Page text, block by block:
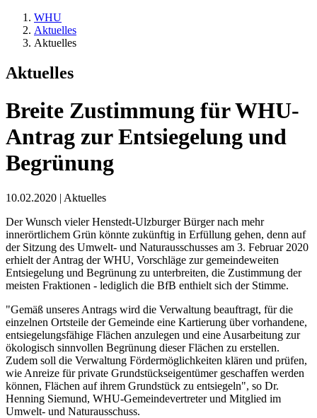
WHU
Aktuelles
Aktuelles
Aktuelles
Breite Zustimmung für WHU-
Antrag zur Entsiegelung und
Begrünung
10.02.2020 | Aktuelles
Der Wunsch vieler Henstedt-Ulzburger Bürger nach mehr
innerörtlichem Grün könnte zukünftig in Erfüllung gehen, denn auf
der Sitzung des Umwelt- und Naturausschusses am 3. Februar 2020
erhielt der Antrag der WHU, Vorschläge zur gemeindeweiten
Entsiegelung und Begrünung zu unterbreiten, die Zustimmung der
meisten Fraktionen - lediglich die BfB enthielt sich der Stimme.
"Gemäß unseres Antrags wird die Verwaltung beauftragt, für die
einzelnen Ortsteile der Gemeinde eine Kartierung über vorhandene,
entsiegelungsfähige Flächen anzulegen und eine Ausarbeitung zur
ökologisch sinnvollen Begrünung dieser Flächen zu erstellen.
Zudem soll die Verwaltung Fördermöglichkeiten klären und prüfen,
wie Anreize für private Grundstückseigentümer geschaffen werden
können, Flächen auf ihrem Grundstück zu entsiegeln", so Dr.
Henning Siemund, WHU-Gemeindevertreter und Mitglied im
Umwelt- und Naturausschuss.